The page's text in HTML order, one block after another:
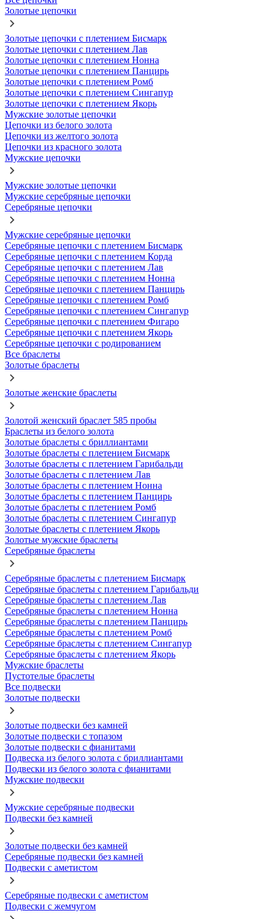
Золотые цепочки
Золотые цепочки с плетением Бисмарк
Золотые цепочки с плетением Лав
Золотые цепочки с плетением Нонна
Золотые цепочки с плетением Панцирь
Золотые цепочки с плетением Ромб
Золотые цепочки с плетением Сингапур
Золотые цепочки с плетением Якорь
Мужские золотые цепочки
Цепочки из белого золота
Цепочки из желтого золота
Цепочки из красного золота
Мужские цепочки
Мужские золотые цепочки
Мужские серебряные цепочки
Серебряные цепочки
Мужские серебряные цепочки
Серебряные цепочки с плетением Бисмарк
Серебряные цепочки с плетением Корда
Серебряные цепочки с плетением Лав
Серебряные цепочки с плетением Нонна
Серебряные цепочки с плетением Панцирь
Серебряные цепочки с плетением Ромб
Серебряные цепочки с плетением Сингапур
Серебряные цепочки с плетением Фигаро
Серебряные цепочки с плетением Якорь
Серебряные цепочки с родированием
Все браслеты
Золотые браслеты
Золотые женские браслеты
Золотой женский браслет 585 пробы
Браслеты из белого золота
Золотые браслеты с бриллиантами
Золотые браслеты с плетением Бисмарк
Золотые браслеты с плетением Гарибальди
Золотые браслеты с плетением Лав
Золотые браслеты с плетением Нонна
Золотые браслеты с плетением Панцирь
Золотые браслеты с плетением Ромб
Золотые браслеты с плетением Сингапур
Золотые браслеты с плетением Якорь
Золотые мужские браслеты
Серебряные браслеты
Серебряные браслеты с плетением Бисмарк
Серебряные браслеты с плетением Гарибальди
Серебряные браслеты с плетением Лав
Серебряные браслеты с плетением Нонна
Серебряные браслеты с плетением Панцирь
Серебряные браслеты с плетением Ромб
Серебряные браслеты с плетением Сингапур
Серебряные браслеты с плетением Якорь
Мужские браслеты
Пустотелые браслеты
Все подвески
Золотые подвески
Золотые подвески без камней
Золотые подвески с топазом
Золотые подвески с фианитами
Подвеска из белого золота с бриллиантами
Подвески из белого золота с фианитами
Мужские подвески
Мужские серебряные подвески
Подвески без камней
Золотые подвески без камней
Серебряные подвески без камней
Подвески с аметистом
Серебряные подвески с аметистом
Подвески с жемчугом